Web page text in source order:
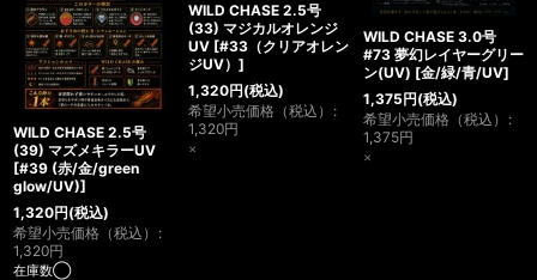
WILD CHASE 2.5号
(39) マズメキラーUV
[#39 (赤/金/green
glow/UV)]
1,320円(税込)
希望小売価格（税込） :
1,320円
在庫数◯
WILD CHASE 2.5号
(33) マジカルオレンジ
UV [#33（クリアオレン
ジUV） ]
1,320円(税込)
希望小売価格（税込） :
1,320円
×
WILD CHASE 3.0号
#73 夢幻レイヤーグリー
ン(UV) [金/緑/青/UV]
1,375円(税込)
希望小売価格（税込） :
1,375円
×